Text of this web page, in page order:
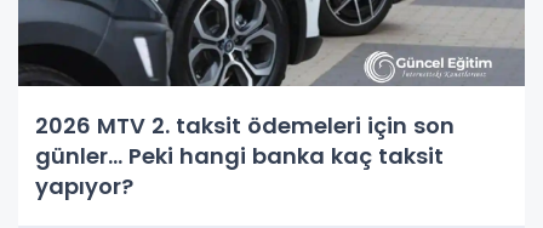
2026 MTV 2. taksit ödemeleri için son
günler... Peki hangi banka kaç taksit
yapıyor?